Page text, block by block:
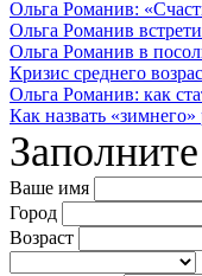
Ольга Романив:
Ольга Романив
Ольга Романив в
Кризис среднего
Ольга Романив: как
Как назвать
Ваше имя
Город
Возраст